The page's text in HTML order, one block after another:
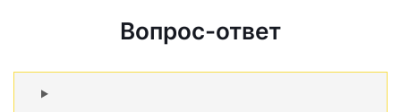
Вопрос-ответ